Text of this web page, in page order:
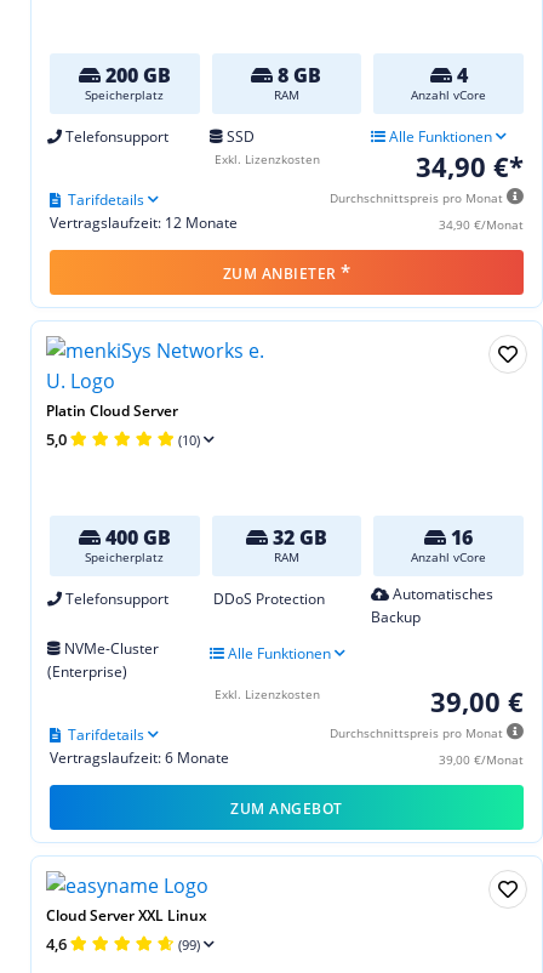
200 GB
Speicherplatz
8 GB
RAM
4
Anzahl vCore
Telefonsupport SSD Alle Funktionen
34,90 €*
Durchschnittspreis pro Monat
34,90 €/Monat
Vertragslaufzeit: 12 Monate
Tarifdetails
Exkl. Lizenzkosten
ZUM ANBIETER *
Platin Cloud Server
5,0 (10)
400 GB
Speicherplatz
32 GB
RAM
16
Anzahl vCore
Telefonsupport DDoS Protection
Automatisches
Backup
NVMe-Cluster
(Enterprise)
Alle Funktionen
39,00 €
Durchschnittspreis pro Monat
39,00 €/Monat
Vertragslaufzeit: 6 Monate
Tarifdetails
Exkl. Lizenzkosten
ZUM ANGEBOT
Cloud Server XXL Linux
4,6 (99)